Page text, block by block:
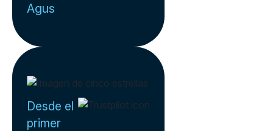
Agus
Desde el
primer